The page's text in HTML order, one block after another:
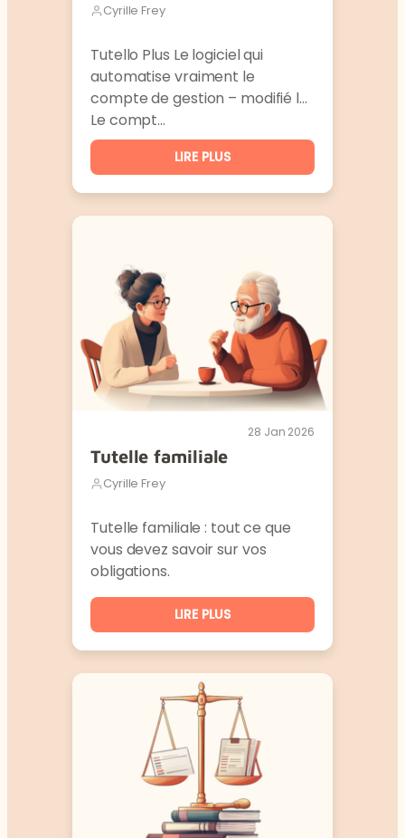
Cyrille Frey
Tutello Plus Le logiciel qui
automatise vraiment le
compte de gestion – modifié le
Le compt…
LIRE PLUS
28 Jan 2026
Tutelle familiale
Cyrille Frey
Tutelle familiale : tout ce que
vous devez savoir sur vos
obligations.
LIRE PLUS